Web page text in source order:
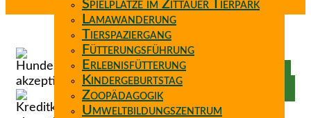
Spielplätze im Zittauer Tierpark
Lamawanderung
Tierspaziergang
Fütterungsführung
Erlebnisfütterung
Kindergeburtstag
Zoopädagogik
Umweltbildungszentrum